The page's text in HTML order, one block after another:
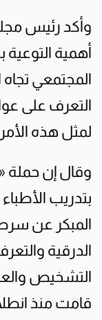
وأكد رئيس
أهمية
المجتمعي
التعرف على
لمثل هذه
وقال إن حملة
بتدريب
المبكر عن
الدرقية
التشخيص
قامت منذ